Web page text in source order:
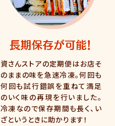
資さんストアの定期便はお店そ
のままの味を急速冷凍。何回も
何回も試行錯誤を重ねて満足
のいく味の再現を行いました。
冷凍なので保存期間も長く、い
ざというときに助かります！